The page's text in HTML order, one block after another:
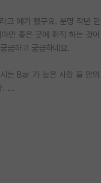
고 얘기 했구요. 분명 작년
좋은 곳에 취직 하는 것이
금하고 궁금하네요.
는 Bar 가 높은 사람 들 만의
. ...